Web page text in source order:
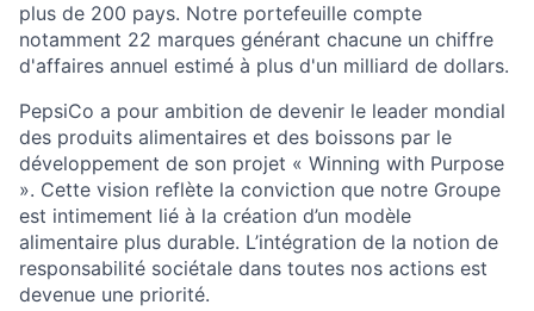
plus de 200 pays. Notre portefeuille compte
notamment 22 marques générant chacune un chiffre
d'affaires annuel estimé à plus d'un milliard de dollars.
PepsiCo a pour ambition de devenir le leader mondial
des produits alimentaires et des boissons par le
développement de son projet « Winning with Purpose
». Cette vision reflète la conviction que notre Groupe
est intimement lié à la création d’un modèle
alimentaire plus durable. L’intégration de la notion de
responsabilité sociétale dans toutes nos actions est
devenue une priorité.